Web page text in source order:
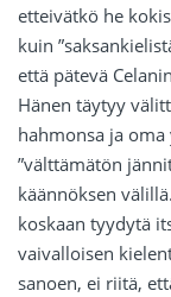
etteivätkö he
kuin
että pätevä
Hänen täytyy
hahmonsa ja
”välttämätön
käännöksen
koskaan tyydytä
vaivalloisen
sanoen, ei riitä,